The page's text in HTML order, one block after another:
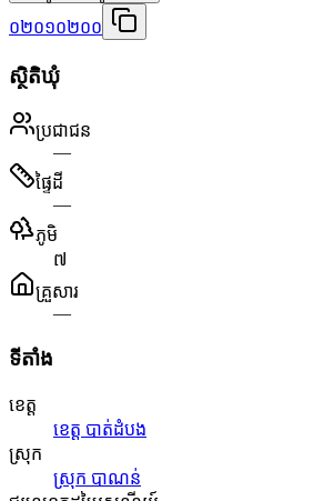
០២០១០២០០
ស្ថិតិឃុំ
ប្រជាជន
—
ផ្ទៃដី
—
ភូមិ
៧
គ្រួសារ
—
ទីតាំង
ខេត្ត
ខេត្ត បាត់ដំបង
ស្រុក
ស្រុក បាណន់